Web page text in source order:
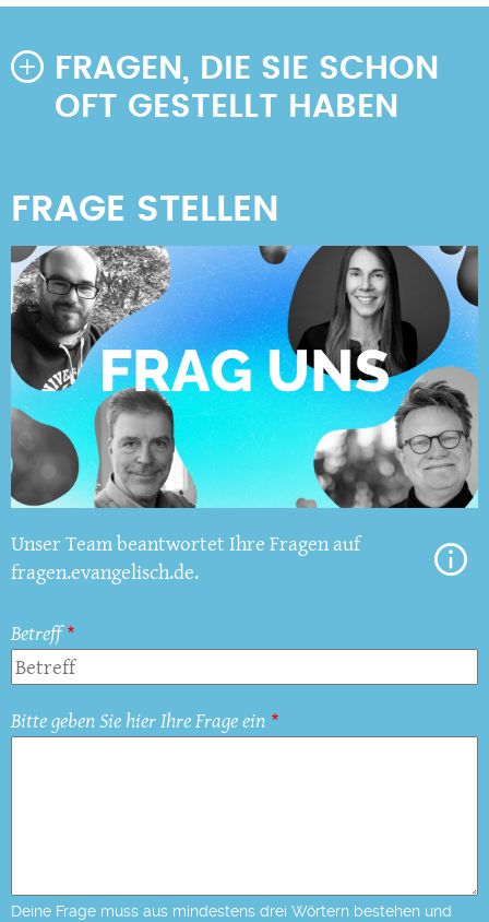
FRAGEN, DIE SIE SCHON
OFT GESTELLT HABEN
Unser Team beantwortet Ihre Fragen auf
fragen.evangelisch.de.
Betreff
Bitte geben Sie hier Ihre Frage ein
Deine Frage muss aus mindestens drei Wörtern bestehen und